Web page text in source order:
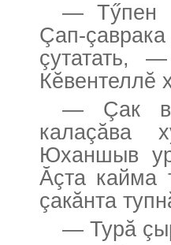
— Тӳпен
Çап-
çутатать,
Кĕвентеллĕ
— Çак
калаçăва
Юханшыв
Ăçта кайма
çакăнта
— Турă